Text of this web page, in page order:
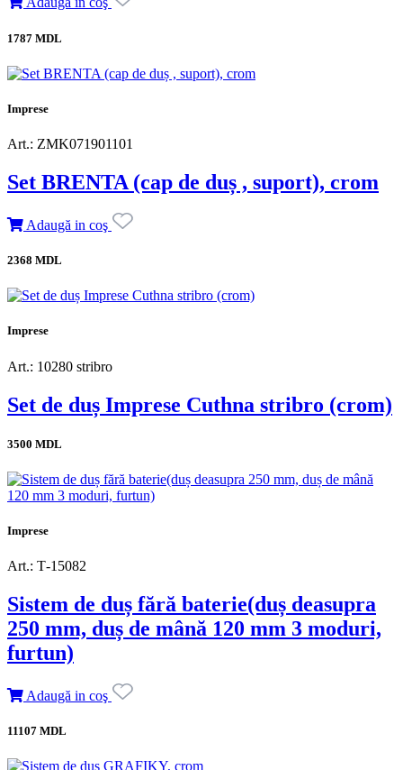
1787 MDL
Imprese
Art.: ZMK071901101
Set BRENTA (сap de duș , suport), crom
Adaugă in coş
2368 MDL
Imprese
Art.: 10280 stribro
Set de duș Imprese Cuthna stribro (crom)
3500 MDL
Imprese
Art.: Т-15082
Sistem de duș fără baterie(duș deasupra
250 mm, duș de mână 120 mm 3 moduri,
furtun)
Adaugă in coş
11107 MDL